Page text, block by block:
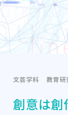
文芸学科 教育研
創意は創